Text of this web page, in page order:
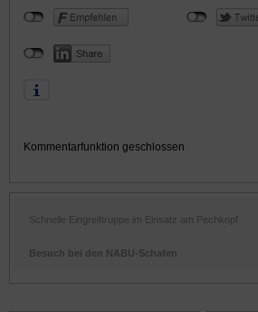
Kommentarfunktion geschlossen
Schnelle Eingreiftruppe im Einsatz am Pechkopf
Besuch bei den NABU-Schafen